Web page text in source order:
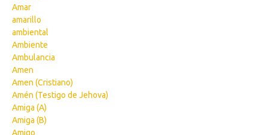
Amar
amarillo
ambiental
Ambiente
Ambulancia
Amen
Amen (Cristiano)
Amén (Testigo de Jehova)
Amiga (A)
Amiga (B)
Amigo